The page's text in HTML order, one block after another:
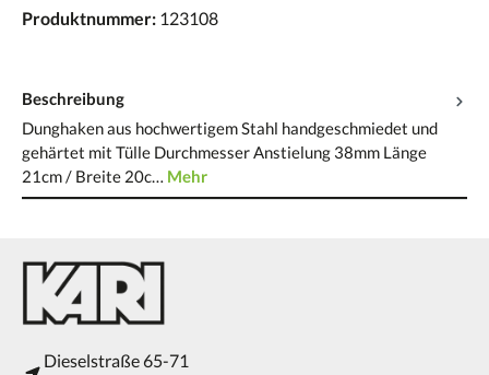
Produktnummer: 123108
Beschreibung
Dunghaken aus hochwertigem Stahl handgeschmiedet und
gehärtet mit Tülle Durchmesser Anstielung 38mm Länge
21cm / Breite 20c… Mehr
Dieselstraße 65-71